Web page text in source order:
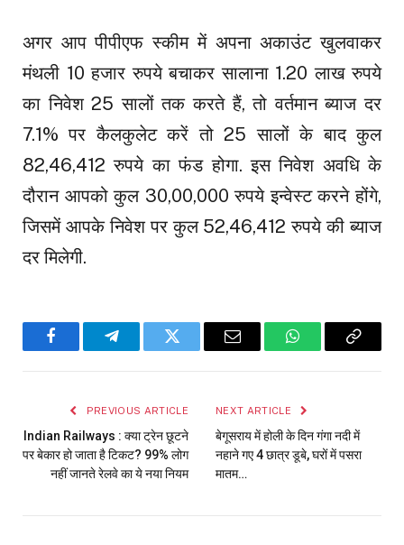
अगर आप पीपीएफ स्कीम में अपना अकाउंट खुलवाकर
मंथली 10 हजार रुपये बचाकर सालाना 1.20 लाख रुपये
का निवेश 25 सालों तक करते हैं, तो वर्तमान ब्याज दर
7.1% पर कैलकुलेट करें तो 25 सालों के बाद कुल
82,46,412 रुपये का फंड होगा. इस निवेश अवधि के
दौरान आपको कुल 30,00,000 रुपये इन्वेस्ट करने होंगे,
जिसमें आपके निवेश पर कुल 52,46,412 रुपये की ब्याज
दर मिलेगी.
FacebookTelegramTwitter Email WhatsAppCopy
PREVIOUS ARTICLE
Indian Railways : क्या ट्रेन छूटने
पर बेकार हो जाता है टिकट? 99% लोग
नहीं जानते रेलवे का ये नया नियम
NEXT ARTICLE
बेगूसराय में होली के दिन गंगा नदी में
नहाने गए 4 छात्र डूबे, घरों में पसरा
मातम…